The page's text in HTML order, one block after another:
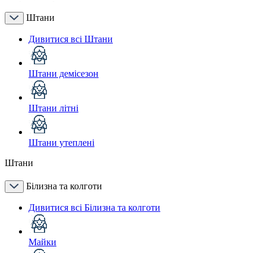
Штани
Дивитися всі Штани
Штани демісезон
Штани літні
Штани утеплені
Штани
Білизна та колготи
Дивитися всі Білизна та колготи
Майки